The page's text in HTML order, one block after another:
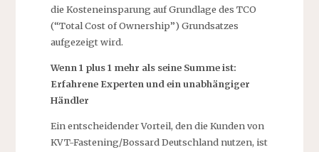
die Kosteneinsparung auf Grundlage des TCO
(“Total Cost of Ownership”) Grundsatzes
aufgezeigt wird.
Wenn 1 plus 1 mehr als seine Summe ist:
Erfahrene Experten und ein unabhängiger
Händler
Ein entscheidender Vorteil, den die Kunden von
KVT-Fastening/Bossard Deutschland nutzen, ist